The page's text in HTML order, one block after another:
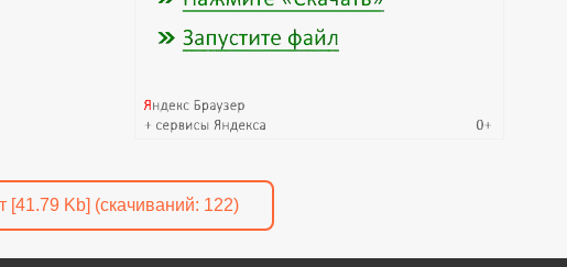
[41.79 Kb] (cкачиваний: 122)